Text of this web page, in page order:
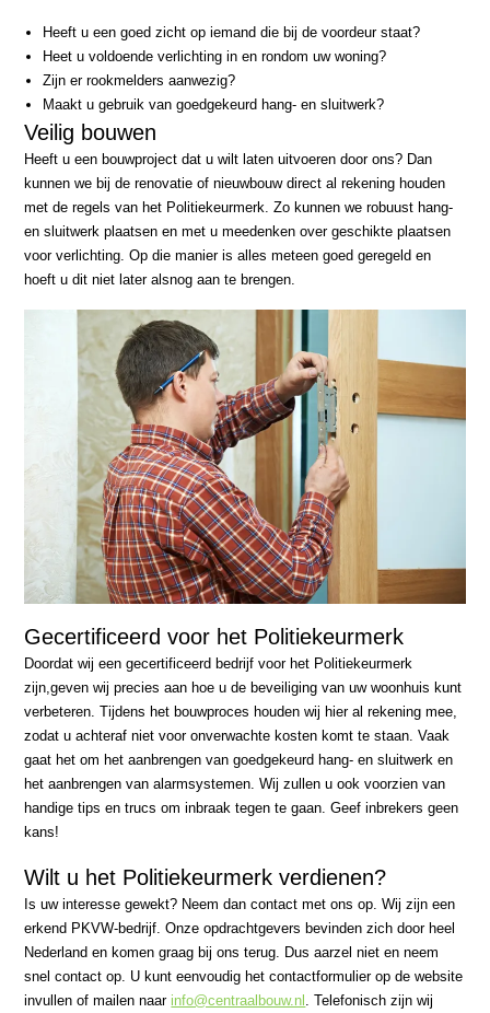
Heeft u een goed zicht op iemand die bij de voordeur staat?
Heet u voldoende verlichting in en rondom uw woning?
Zijn er rookmelders aanwezig?
Maakt u gebruik van goedgekeurd hang- en sluitwerk?
Veilig bouwen
Heeft u een bouwproject dat u wilt laten uitvoeren door ons? Dan
kunnen we bij de renovatie of nieuwbouw direct al rekening houden
met de regels van het Politiekeurmerk. Zo kunnen we robuust hang-
en sluitwerk plaatsen en met u meedenken over geschikte plaatsen
voor verlichting. Op die manier is alles meteen goed geregeld en
hoeft u dit niet later alsnog aan te brengen.
Gecertificeerd voor het Politiekeurmerk
Doordat wij een gecertificeerd bedrijf voor het Politiekeurmerk
zijn,geven wij precies aan hoe u de beveiliging van uw woonhuis kunt
verbeteren. Tijdens het bouwproces houden wij hier al rekening mee,
zodat u achteraf niet voor onverwachte kosten komt te staan. Vaak
gaat het om het aanbrengen van goedgekeurd hang- en sluitwerk en
het aanbrengen van alarmsystemen. Wij zullen u ook voorzien van
handige tips en trucs om inbraak tegen te gaan. Geef inbrekers geen
kans!
Wilt u het Politiekeurmerk verdienen?
Is uw interesse gewekt? Neem dan contact met ons op. Wij zijn een
erkend PKVW-bedrijf. Onze opdrachtgevers bevinden zich door heel
Nederland en komen graag bij ons terug. Dus aarzel niet en neem
snel contact op. U kunt eenvoudig het contactformulier op de website
invullen of mailen naar info@centraalbouw.nl
. Telefonisch zijn wij